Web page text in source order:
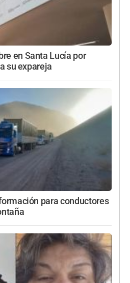
en Santa Lucía por
su expareja
para conductores